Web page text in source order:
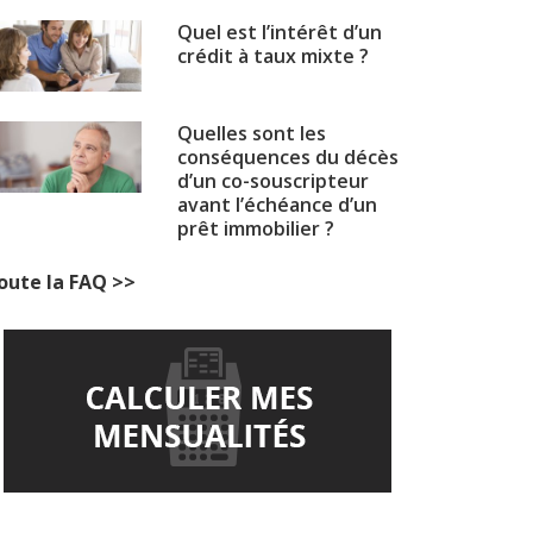
Quel est l’intérêt d’un
crédit à taux mixte ?
Quelles sont les
conséquences du décès
d’un co-souscripteur
avant l’échéance d’un
prêt immobilier ?
la FAQ >>